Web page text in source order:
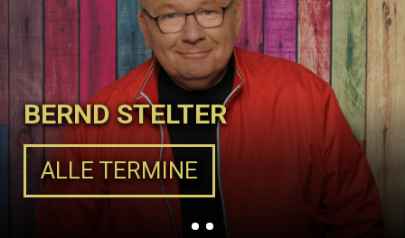
BERND STELTER
ALLE TERMINE